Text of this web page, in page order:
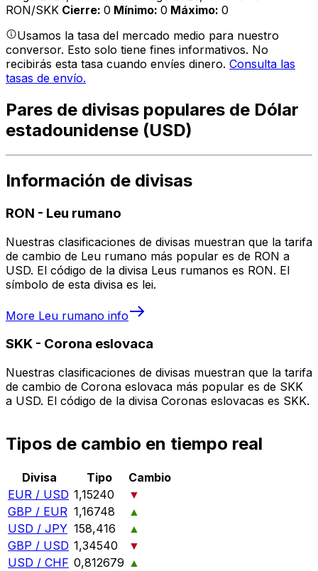
RON/SKK Cierre: 0 Mínimo: 0 Máximo: 0
Usamos la tasa del mercado medio para nuestro
conversor. Esto solo tiene fines informativos. No
recibirás esta tasa cuando envíes dinero. Consulta las
tasas de envío.
Pares de divisas populares de Dólar
estadounidense (USD)
Información de divisas
RON - Leu rumano
Nuestras clasificaciones de divisas muestran que la tarifa
de cambio de Leu rumano más popular es de RON a
USD. El código de la divisa Leus rumanos es RON. El
símbolo de esta divisa es lei.
More Leu rumano info
SKK - Corona eslovaca
Nuestras clasificaciones de divisas muestran que la tarifa
de cambio de Corona eslovaca más popular es de SKK
a USD. El código de la divisa Coronas eslovacas es SKK.
Tipos de cambio en tiempo real
Divisa Tipo
Cambio
EUR / USD 1,15240
▼
GBP / EUR 1,16748
▲
USD / JPY 158,416
▲
GBP / USD 1,34540
▼
USD / CHF 0,812679 ▲